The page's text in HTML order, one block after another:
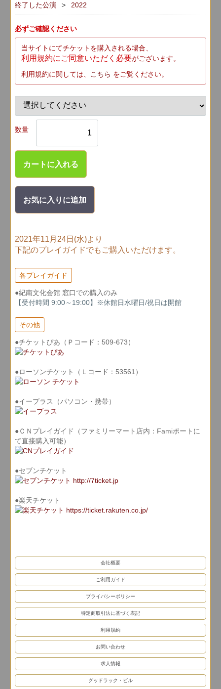
終了した公演
2022
必ずご確認ください
当サイトにてチケットを購入される場合、
利用規約にご同意いただく必要がございます。
利用規約に関しては、
こちら をご覧ください。
数量
カートに入れる
お気に入りに追加
2021年11月24日(水)より
下記のプレイガイドでもご購入いただけます。
各プレイガイド
●紀南文化会館 窓口での購入のみ
【受付時間 9:00～19:00】※休館日水曜日/祝日は開館
その他
●チケットぴあ（Ｐコード：509-673）
●ローソンチケット（Ｌコード：53561）
●イープラス（パソコン・携帯）
●ＣＮプレイガイド（ファミリーマート店内：Famiポートに
て直接購入可能）
●セブンチケット
●楽天チケット
会社概要
ご利用ガイド
プライバシーポリシー
特定商取引法に基づく表記
利用規約
お問い合わせ
求人情報
グッドラック・ビル